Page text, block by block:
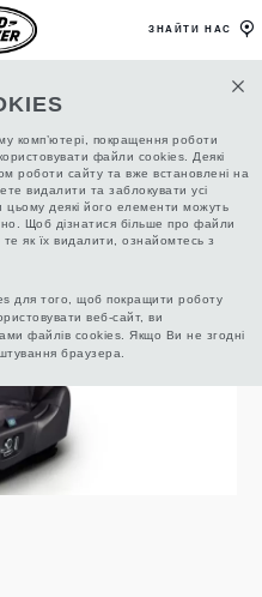
комп’ютері, покращення роботи
файли cookies. Деякі
роботи сайту та вже встановлені на
видалити та заблокувати усі
деякі його елементи можуть
Щоб дізнатися більше про файли
як їх видалити, ознайомтесь з
для того, щоб покращити роботу
веб-сайт, ви
файлів cookies. Якщо Ви не згодні
браузера.
ЗНАЙТИ НАС
ЧЕХЛЫ НА
ЦВЕТ EBONY